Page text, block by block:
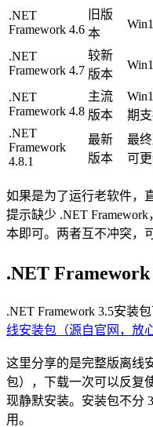
.NET
Framework 4.6
旧版
本
.NET
Framework 4.7
较新
版本
.NET
Framework 4.8
主流
版本
期
.NET
Framework
4.8.1
最新
版本
最
可
如果是为了运行老软件，
提示缺少 .NET
本即可。两者互不冲突，
.NET Framework
.NET Framework 3.5安装包
线安装包（源自官网，放
这里分享的是完整版离线
包），下载一次可以反复
现静默安装。安装包不分
用。